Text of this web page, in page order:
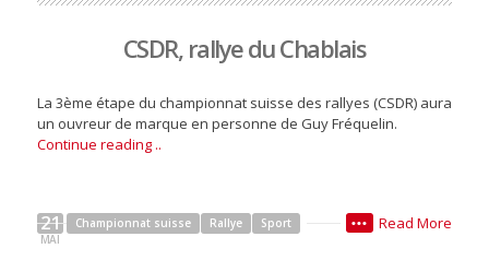
CSDR, rallye du Chablais
La 3ème étape du championnat suisse des rallyes (CSDR) aura
un ouvreur de marque en personne de Guy Fréquelin.
Continue reading ..
21
MAI
Championnat suisse Rallye Sport Read More
•••